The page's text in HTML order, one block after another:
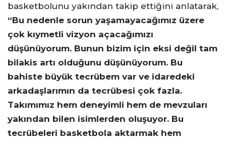
basketbolunu yakından takip ettiğini anlatarak,
“Bu nedenle sorun yaşamayacağımız üzere
çok kıymetli vizyon açacağımızı
düşünüyorum. Bunun bizim için eksi değil tam
bilakis artı olduğunu düşünüyorum. Bu
bahiste büyük tecrübem var ve idaredeki
arkadaşlarımın da tecrübesi çok fazla.
Takımımız hem deneyimli hem de mevzuları
yakından bilen isimlerden oluşuyor. Bu
tecrübeleri basketbola aktarmak hem